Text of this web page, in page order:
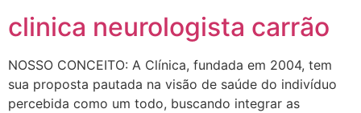
clinica neurologista carrão
NOSSO CONCEITO: A Clínica, fundada em 2004, tem
sua proposta pautada na visão de saúde do indivíduo
percebida como um todo, buscando integrar as